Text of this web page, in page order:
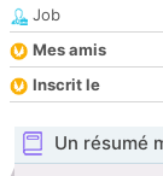
Job
Mes amis
Inscrit le
Un résumé